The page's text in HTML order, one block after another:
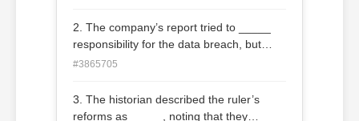
irrevocable (D) untenable
2. The company’s report tried to _____
responsibility for the data breach, but
internal emails showed managers ignored
deflect (C) delude (D) deride
#3865705
3. The historian described the ruler’s
reforms as _____, noting that they